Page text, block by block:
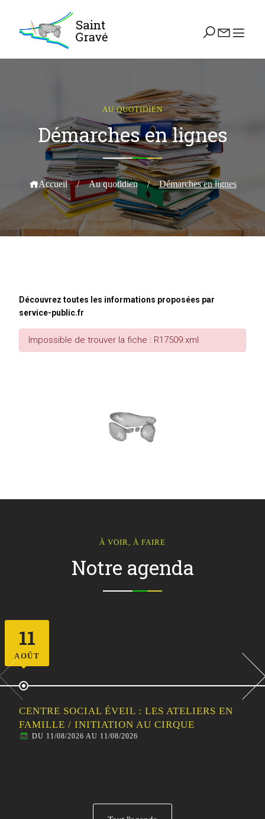
AU QUOTIDIEN
Démarches en lignes
Accueil / Au quotidien / Démarches en lignes
Découvrez toutes les informations proposées par
service-public.fr
Impossible de trouver la fiche : R17509.xml
À VOIR, À FAIRE
Notre agenda
AOÛT
CENTRE SOCIAL ÉVEIL : SORTIE
FAMILLE/HABITANTS – VISITE GUIDÉE DE
MALESTROIT